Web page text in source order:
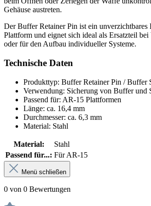
Gehäuse austreten.
Der Buffer Retainer Pin ist ein
Plattform und eignet sich ideal als Ersatzteil
oder für den Aufbau individueller Systeme.
Technische Daten
Produkttyp: Buffer Retainer Pin / Buffer
Verwendung: Sicherung von Buffer und
Passend für: AR-15 Plattformen
Länge: ca. 16,4 mm
Durchmesser: ca. 6,3 mm
Material: Stahl
Material:
Stahl
Passend für...: Für AR-15
Menü schließen
0 von 0 Bewertungen